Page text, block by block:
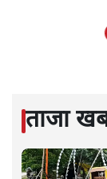
संस्कृति और
सरल भाषा में
की और